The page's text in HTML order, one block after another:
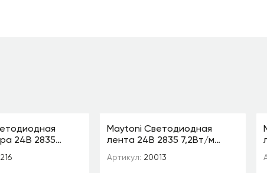
24В 2835
Maytoni Светодиодная
лента 24В 2835 7,2Вт/м
Артикул: 20013